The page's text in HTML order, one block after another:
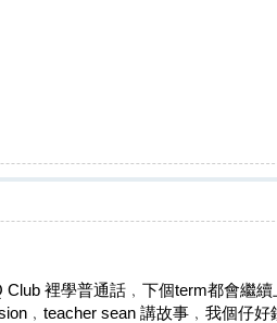
裡學普通話﹐下個term都會繼
sean 講故事﹐我個仔好